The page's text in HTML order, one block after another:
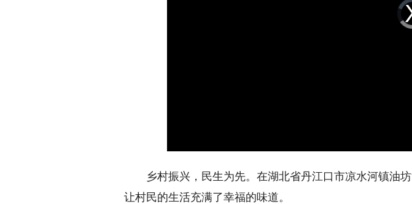
乡村振兴，民生为先。在湖北省丹江口市凉水河镇油坊
让村民的生活充满了幸福的味道。